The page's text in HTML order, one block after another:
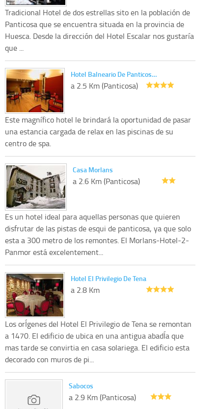
Tradicional Hotel de dos estrellas sito en la población de
Panticosa que se encuentra situada en la provincia de
Huesca. Desde la dirección del Hotel Escalar nos gustaría
que ...
Hotel Balneario De Panticos…
a 2.5 Km (Panticosa)
Este magnífico hotel le brindará la oportunidad de pasar
una estancia cargada de relax en las piscinas de su
centro de spa.
Casa Morlans
a 2.6 Km (Panticosa)
Es un hotel ideal para aquellas personas que quieren
disfrutar de las pistas de esqui de panticosa, ya que solo
esta a 300 metro de los remontes. El Morlans-Hotel-2-
Panmor está excelentement...
Hotel El Privilegio De Tena
a 2.8 Km
Los orÍgenes del Hotel El Privilegio de Tena se remontan
a 1470. El edificio de ubica en una antigua abadÍa que
mas tarde se convirtia en casa solariega. El edificio esta
decorado con muros de pi...
Sabocos
a 2.9 Km (Panticosa)